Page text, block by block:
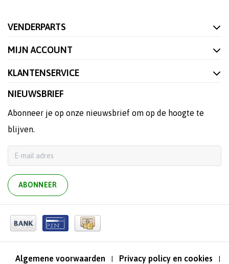
VENDERPARTS
MIJN ACCOUNT
KLANTENSERVICE
NIEUWSBRIEF
Abonneer je op onze nieuwsbrief om op de hoogte te
blijven.
ABONNEER
Algemene voorwaarden Privacy policy en cookies